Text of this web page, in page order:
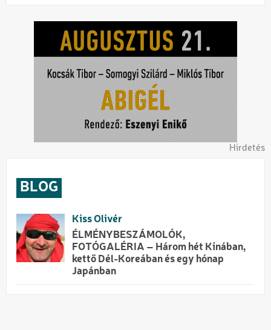
Hirdetés
BLOG
Kiss Olivér
ÉLMÉNYBESZÁMOLÓK,
FOTÓGALÉRIA – Három hét Kínában,
kettő Dél-Koreában és egy hónap
Japánban